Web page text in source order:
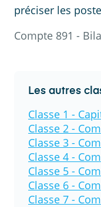
préciser les
Compte 891 -
Les autres
Classe 1 -
Classe 2 -
Classe 3 -
Classe 4 -
Classe 5 -
Classe 6 -
Classe 7 -